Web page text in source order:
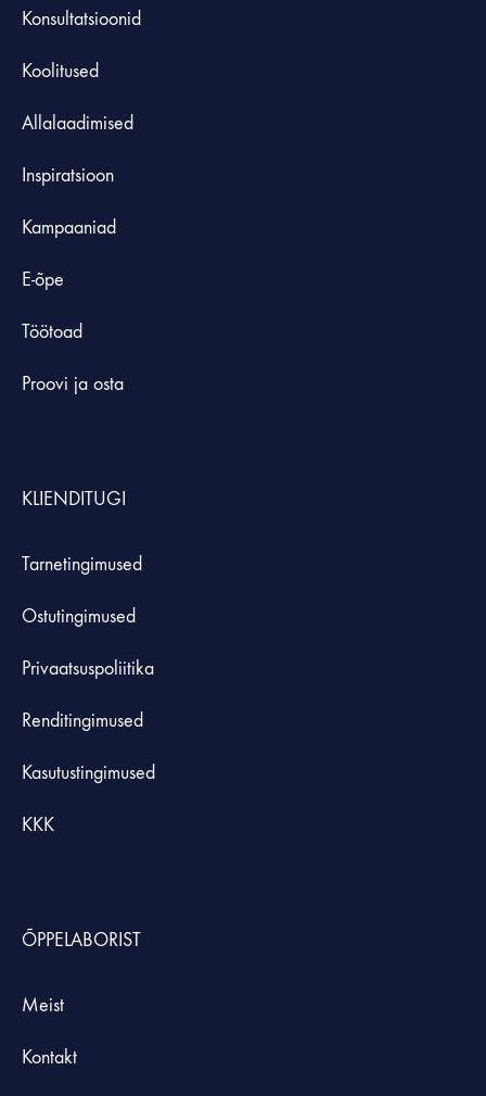
Konsultatsioonid
Koolitused
Allalaadimised
Inspiratsioon
Kampaaniad
E-õpe
Töötoad
Proovi ja osta
KLIENDITUGI
Tarnetingimused
Ostutingimused
Privaatsuspoliitika
Renditingimused
Kasutustingimused
KKK
ÕPPELABORIST
Meist
Kontakt